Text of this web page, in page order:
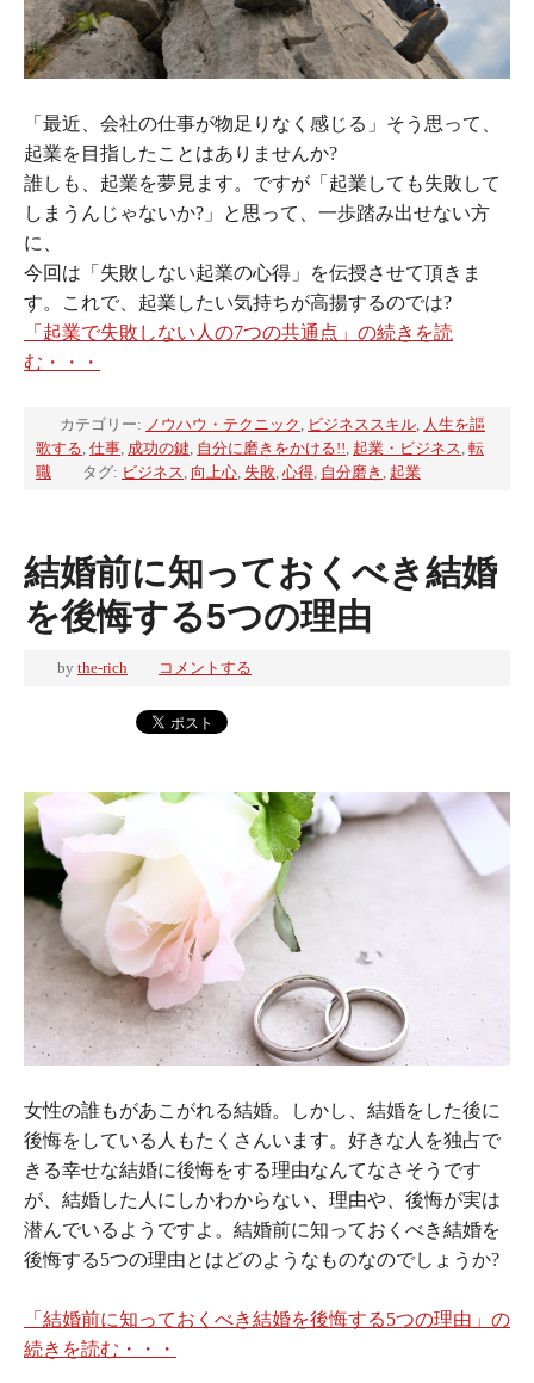
「最近、会社の仕事が物足りなく感じる」そう思って、
起業を目指したことはありませんか?
誰しも、起業を夢見ます。ですが「起業しても失敗して
しまうんじゃないか?」と思って、一歩踏み出せない方
に、
今回は「失敗しない起業の心得」を伝授させて頂きま
す。これで、起業したい気持ちが高揚するのでは?
「起業で失敗しない人の7つの共通点」の続きを読
む・・・
カテゴリー: ノウハウ・テクニック ビジネススキル 人生を謳
歌する 仕事 成功の鍵 自分に磨きをかける!! 起業・ビジネス 転
職
タグ: ビジネス 向上心 失敗 心得 自分磨き 起業
結婚前に知っておくべき結婚
を後悔する5つの理由
by the-rich コメントする
女性の誰もがあこがれる結婚。しかし、結婚をした後に
後悔をしている人もたくさんいます。好きな人を独占で
きる幸せな結婚に後悔をする理由なんてなさそうです
が、結婚した人にしかわからない、理由や、後悔が実は
潜んでいるようですよ。結婚前に知っておくべき結婚を
後悔する5つの理由とはどのようなものなのでしょうか?
「結婚前に知っておくべき結婚を後悔する5つの理由」の
続きを読む・・・